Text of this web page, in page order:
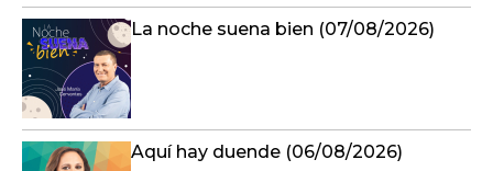
La noche suena bien (07/08/2026)
Aquí hay duende (06/08/2026)